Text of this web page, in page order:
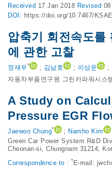
Received 17 Jan 2018 Revised
DOI: https://doi.org/10.7467/
압축기 회전속도를
에 관한 고찰
정재우* ; 김남호 ; 이상운 ;
자동차부품연구원 그린카파워시스
A Study on
Pressure EGR
Jaewoo Chung* ; Namho Kim
Green Car Power System R&D
Cheonan-si, Chungnam 31214,
Correspondence to : * E-mail: